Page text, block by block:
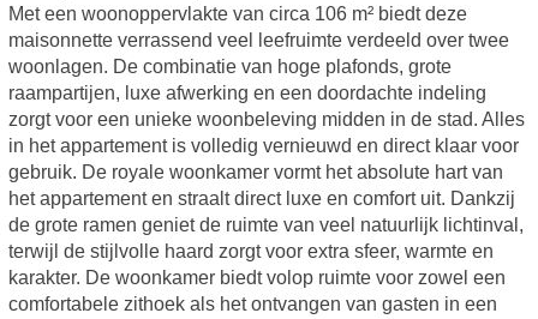
Met een woonoppervlakte van circa 106 m² biedt deze
maisonnette verrassend veel leefruimte verdeeld over twee
woonlagen. De combinatie van hoge plafonds, grote
raampartijen, luxe afwerking en een doordachte indeling
zorgt voor een unieke woonbeleving midden in de stad. Alles
in het appartement is volledig vernieuwd en direct klaar voor
gebruik. De royale woonkamer vormt het absolute hart van
het appartement en straalt direct luxe en comfort uit. Dankzij
de grote ramen geniet de ruimte van veel natuurlijk lichtinval,
terwijl de stijlvolle haard zorgt voor extra sfeer, warmte en
karakter. De woonkamer biedt volop ruimte voor zowel een
comfortabele zithoek als het ontvangen van gasten in een